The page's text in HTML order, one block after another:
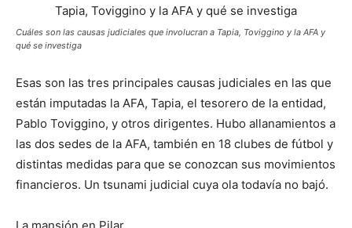
Cuáles son las causas judiciales que involucran a Tapia, Toviggino y la AFA y
qué se investiga
Esas son las tres principales causas judiciales en las que
están imputadas la AFA, Tapia, el tesorero de la entidad,
Pablo Toviggino, y otros dirigentes. Hubo allanamientos a
las dos sedes de la AFA, también en 18 clubes de fútbol y
distintas medidas para que se conozcan sus movimientos
financieros. Un tsunami judicial cuya ola todavía no bajó.